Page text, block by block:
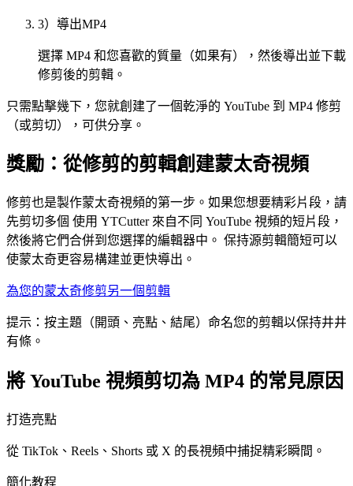
3）導出MP4
選擇 MP4 和您喜歡的質量（如果有），然後導出並下載
修剪後的剪輯。
只需點擊幾下，您就創建了一個乾淨的 YouTube 到 MP4 修剪
（或剪切），可供分享。
獎勵：從修剪的剪輯創建蒙太奇視頻
修剪也是製作蒙太奇視頻的第一步。如果您想要精彩片段，請
先剪切多個 使用 YTCutter 來自不同 YouTube 視頻的短片段，
然後將它們合併到您選擇的編輯器中。 保持源剪輯簡短可以
使蒙太奇更容易構建並更快導出。
為您的蒙太奇修剪另一個剪輯
提示：按主題（開頭、亮點、結尾）命名您的剪輯以保持井井
有條。
將 YouTube 視頻剪切為 MP4 的常見原因
打造亮點
從 TikTok、Reels、Shorts 或 X 的長視頻中捕捉精彩瞬間。
簡化教程